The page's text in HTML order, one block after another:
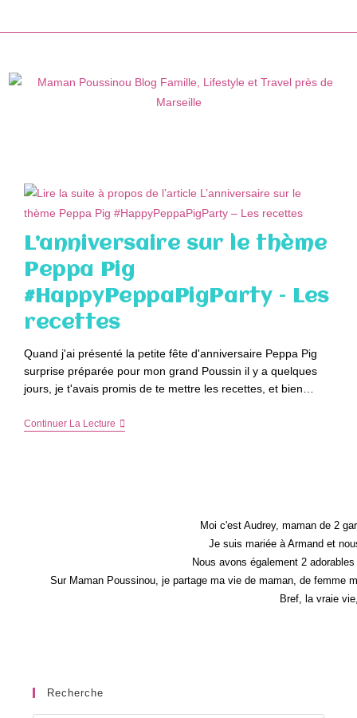
L’anniversaire sur le thème
Peppa Pig
#HappyPeppaPigParty – Les
recettes
Quand j'ai présenté la petite fête d'anniversaire Peppa Pig
surprise préparée pour mon grand Poussin il y a quelques
jours, je t'avais promis de te mettre les recettes, et bien…
Continuer La LectureL’anniversaire
Moi c'est Audrey, maman de 2
Je suis mariée à Armand et
Nous avons également 2
Sur Maman Poussinou, je partage ma vie de maman, de femme
Bref, la vraie
Recherche